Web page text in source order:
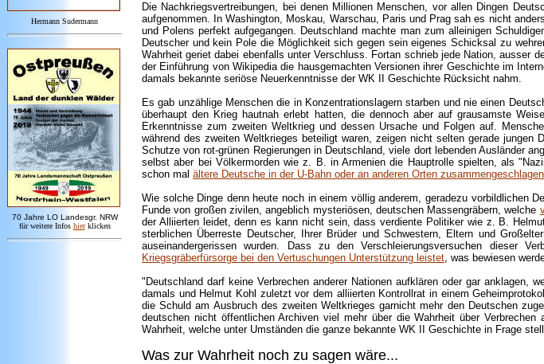
Hermann Sudermann
70 Jahre LO Landesgr. NRW
für weitere Infos hier klicken
Die Nachkriegsvertreibungen, bei denen Millionen Menschen, vor allen Dingen
aufgenommen. In Washington, Moskau, Warschau, Paris und Prag sah es nicht
und Polens perfekt aufgegangen. Deutschland machte man zum alleinigen
Deutscher und kein Pole die Möglichkeit sich gegen sein eigenes Schicksal zu
Wahrheit geriet dabei ebenfalls unter Verschluss. Fortan schrieb jede Nation,
der Einführung von Wikipedia die hausgemachten Versionen ihrer Geschichte im
damals bekannte seriöse Neuerkenntnisse der WK II Geschichte Rücksicht nahm.
Es gab unzählige Menschen die in Konzentrationslagern starben und nie einen
überhaupt den Krieg hautnah erlebt hatten, die dennoch aber auf grausamste
Erkenntnisse zum zweiten Weltkrieg und dessen Ursache und Folgen auf.
während des zweiten Weltkrieges beteiligt waren, zeigen nicht selten gerade
Schutze von rot-grünen Regierungen in Deutschland, viele dort lebenden Ausländer
selbst aber bei Völkermorden wie z. B. in Armenien die Hauptrolle spielten, als
schon mal ältere Deutsche in der U-Bahn oder an anderen Orten zusammengeschlagen
Wie solche Dinge denn heute noch in einem völlig anderem, geradezu vorbildlichen
Funde von großen zivilen, angeblich mysteriösen, deutschen Massengräbern, welche
der Alliierten leidet, denn es kann nicht sein, dass verdiente Politiker wie z. B.
sterblichen Überreste Deutscher, Ihrer Brüder und Schwestern, Eltern und
auseinandergerissen wurden. Dass zu den Verschleierungsversuchen dieser
Kriegsgräberfürsorge bei den Vertuschungen Unterstützung leistet, was bewiesen
"Deutschland darf keine Verbrechen anderer Nationen aufklären oder gar anklagen,
damals und Helmut Kohl zuletzt vor dem alliierten Kontrollrat in einem
die Schuld am Ausbruch des zweiten Weltkrieges garnicht mehr den Deutschen
deutschen nicht öffentlichen Archiven viel mehr über die Wahrheit über
Wahrheit, welche unter Umständen die ganze bekannte WK II Geschichte in Frage
Was zur Wahrheit noch zu sagen wäre...